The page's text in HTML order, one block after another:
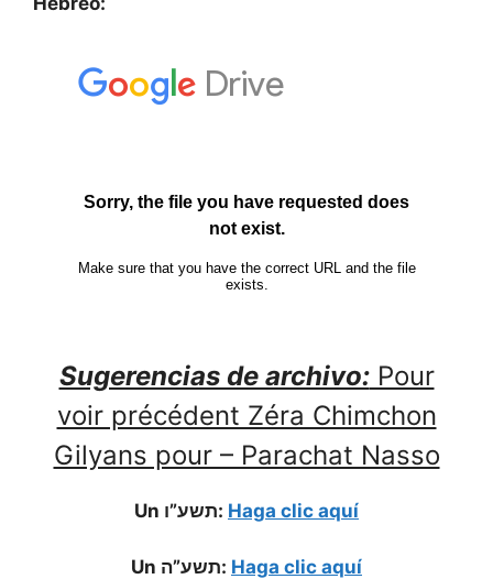
Sugerencias de archivo:Pour
voir précédent Zéra Chimchon
Gilyans pour – Parachat Nasso
Un תשע”ו: Haga clic aquí
Un תשע”ה: Haga clic aquí